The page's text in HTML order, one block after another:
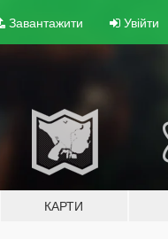
Завантажити Увійти
КАРТИ